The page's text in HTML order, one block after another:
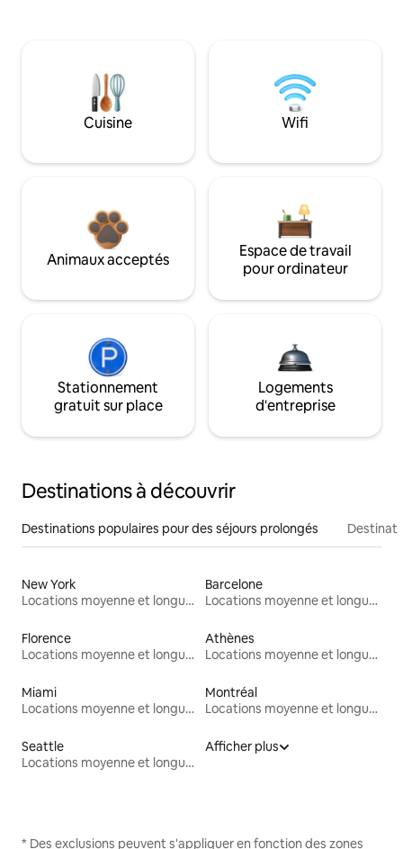
Cuisine Wifi
Animaux acceptés
Espace de travail
pour ordinateur
Stationnement
gratuit sur place
Logements
d'entreprise
Destinations à découvrir
Destinations populaires pour des séjours prolongés
New York
Locations moyenne et longue durée
Barcelone
Locations moyenne et longue durée
Florence
Locations moyenne et longue durée
Athènes
Locations moyenne et longue durée
Miami
Locations moyenne et longue durée
Montréal
Locations moyenne et longue durée
Seattle
Locations moyenne et longue durée
Afficher plus
* Des exclusions peuvent s'appliquer en fonction des zones